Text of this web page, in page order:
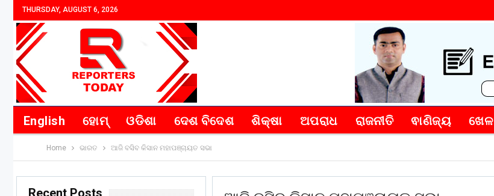
THURSDAY, AUGUST 6, 2026
English ହୋମ୍ ଓଡିଶା ଦେଶ ବିଦେଶ ଶିକ୍ଷା ଅପରାଧ ରାଜନୀତି ଵାଣିଜ୍ୟ ଖେଳ
Home ଭାରତ ଆଜି ବସିବ କିସାନ ମହାପଞ୍ଚାୟତ ସଭା
Recent Posts